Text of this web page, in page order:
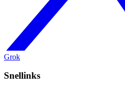
Grok
Snellinks